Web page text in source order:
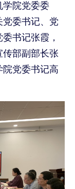
学院党委委
党委书记、党
书记张霞，
部副部长张
党委书记高